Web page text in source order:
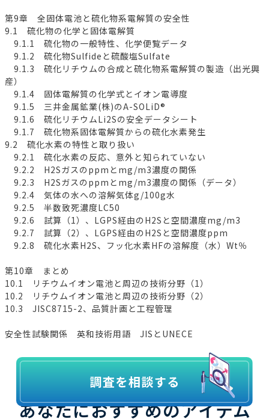
第9章 全固体電池と硫化物系電解質の安全性
9.1 硫化物の化学と固体電解質
9.1.1 硫化物の一般特性、化学便覧データ
9.1.2 硫化物Sulfideと硫酸塩Sulfate
9.1.3 硫化リチウムの合成と硫化物系電解質の製造（出光興
産）
9.1.4 固体電解質の化学式とイオン電導度
9.1.5 三井金属鉱業(株)のA-SOLiD®
9.1.6 硫化リチウムLi2Sの安全データシート
9.1.7 硫化物系固体電解質からの硫化水素発生
9.2 硫化水素の特性と取り扱い
9.2.1 硫化水素の反応、意外と知られていない
9.2.2 H2Sガスのppmとmg/m3濃度の関係
9.2.3 H2Sガスのppmとmg/m3濃度の関係（データ）
9.2.4 気体の水への溶解気体g/100g水
9.2.5 半数致死濃度LC50
9.2.6 試算（1）、LGPS経由のH2Sと空間濃度mg/m3
9.2.7 試算（2）、LGPS経由のH2Sと空間濃度ppm
9.2.8 硫化水素H2S、フッ化水素HFの溶解度（水）Wt％
第10章 まとめ
10.1 リチウムイオン電池と周辺の技術分野（1）
10.2 リチウムイオン電池と周辺の技術分野（2）
10.3 JISC8715-2、品質計画と工程管理
安全性試験関係 英和技術用語 JISとUNECE
あなたにおすすめのアイテム